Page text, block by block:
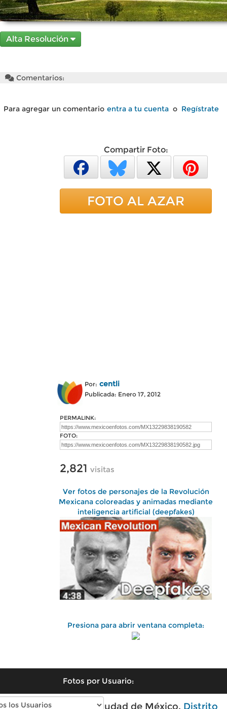
Alta Resolución
Comentarios:
Para agregar un comentario entra a tu cuenta o Regístrate
Compartir Foto:
FOTO AL AZAR
Por: centli
Publicada: Enero 17, 2012
PERMALINK:
FOTO:
2,821 visitas
Ver fotos de personajes de la Revolución
Mexicana coloreadas y animadas mediante
inteligencia artificial (deepfakes)
Presiona para abrir ventana completa:
Fotos por Usuario:
Fotos antiguas de Ciudad de México, Distrito